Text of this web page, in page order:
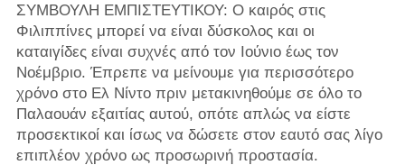
ΣΥΜΒΟΥΛΗ ΕΜΠΙΣΤΕΥΤΙΚΟΥ: Ο καιρός στις
Φιλιππίνες μπορεί να είναι δύσκολος και οι
καταιγίδες είναι συχνές από τον Ιούνιο έως τον
Νοέμβριο. Έπρεπε να μείνουμε για περισσότερο
χρόνο στο Ελ Νίντο πριν μετακινηθούμε σε όλο το
Παλαουάν εξαιτίας αυτού, οπότε απλώς να είστε
προσεκτικοί και ίσως να δώσετε στον εαυτό σας λίγο
επιπλέον χρόνο ως προσωρινή προστασία.